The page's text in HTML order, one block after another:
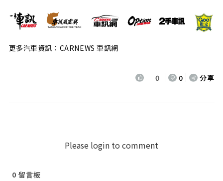
更多汽車資訊：CARNEWS 車訊網
0 0 分享
Please login to comment
0 留言板